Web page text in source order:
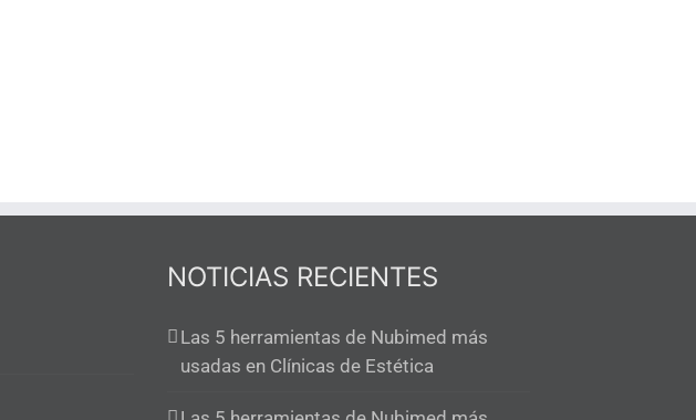
NOTICIAS RECIENTES
Las 5 herramientas de Nubimed más
usadas en Clínicas de Estética